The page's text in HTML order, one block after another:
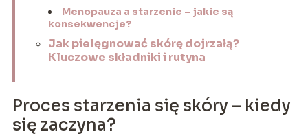
Menopauza a starzenie – jakie są
konsekwencje?
Jak pielęgnować skórę dojrzałą?
Kluczowe składniki i rutyna
Proces starzenia się skóry – kiedy
się zaczyna?